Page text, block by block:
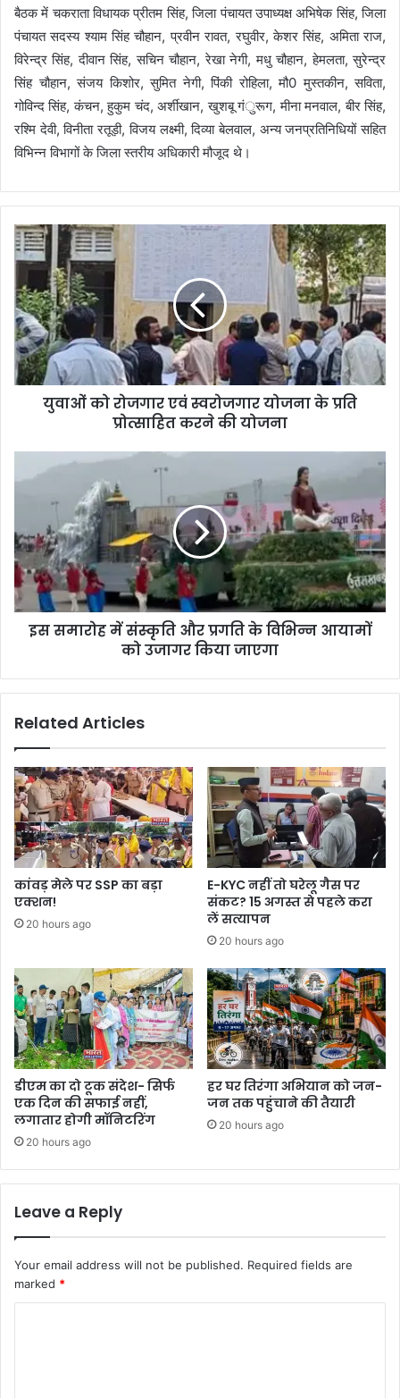
बैठक में चकराता विधायक प्रीतम सिंह, जिला पंचायत उपाध्यक्ष अभिषेक सिंह, जिला
पंचायत सदस्य श्याम सिंह चौहान, प्रवीन रावत, रघुवीर, केशर सिंह, अमिता राज,
विरेन्द्र सिंह, दीवान सिंह, सचिन चौहान, रेखा नेगी, मधु चौहान, हेमलता, सुरेन्द्र
सिंह चौहान, संजय किशोर, सुमित नेगी, पिंकी रोहिला, मौ0 मुस्तकीन, सविता,
गोविन्द सिंह, कंचन, हुकुम चंद, अर्शीखान, खुशबू गंुरूग, मीना मनवाल, बीर सिंह,
रश्मि देवी, विनीता रतूड़ी, विजय लक्ष्मी, दिव्या बेलवाल, अन्य जनप्रतिनिधियों सहित
विभिन्न विभागों के जिला स्तरीय अधिकारी मौजूद थे।
युवाओं को रोजगार एवं स्वरोजगार योजना के प्रति
प्रोत्साहित करने की योजना
इस समारोह में संस्कृति और प्रगति के विभिन्न आयामों
को उजागर किया जाएगा
Related Articles
कांवड़ मेले पर SSP का बड़ा
एक्शन!
20 hours ago
E-KYC नहीं तो घरेलू गैस पर
संकट? 15 अगस्त से पहले करा
लें सत्यापन
20 hours ago
डीएम का दो टूक संदेश- सिर्फ
एक दिन की सफाई नहीं,
लगातार होगी मॉनिटरिंग
20 hours ago
हर घर तिरंगा अभियान को जन-
जन तक पहुंचाने की तैयारी
20 hours ago
Leave a Reply
Your email address will not be published. Required fields are
marked *